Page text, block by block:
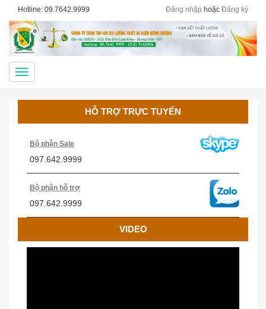
Hotline: 09.7642.9999 Đăng nhập hoặc Đăng ký
Menu
HỖ TRỢ TRỰC TUYẾN
Bộ phận Sale
097.642.9999
Bộ phận hỗ trợ
097.642.9999
VIDEO